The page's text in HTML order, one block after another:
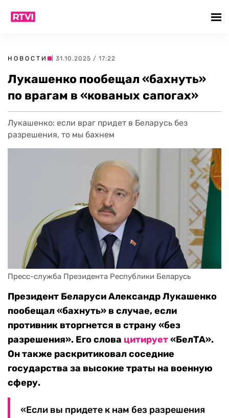
НОВОСТИ | 31.10.2025 / 17:22
Лукашенко пообещал «бахнуть»
по врагам в «кованых сапогах»
Лукашенко: если враг придет в Беларусь без
разрешения, то мы бахнем
Пресс-служба Президента Республики Беларусь
Президент Беларуси Александр Лукашенко
пообещал «бахнуть» в случае, если
противник вторгнется в страну «без
разрешения». Его слова цитирует«БелТА».
Он также раскритиковал соседние
государства за высокие траты на военную
сферу.
«Если вы придете к нам без разрешения